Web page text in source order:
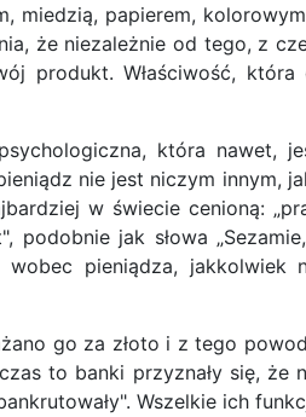
miedzią, papierem,
że niezależnie od tego, z
produkt. Właściwość,
która nawet,
nie jest niczym innym,
w świecie cenioną:
podobnie jak słowa
pieniądza,
go za złoto i z tego
to banki przyznały się,
Wszelkie ich